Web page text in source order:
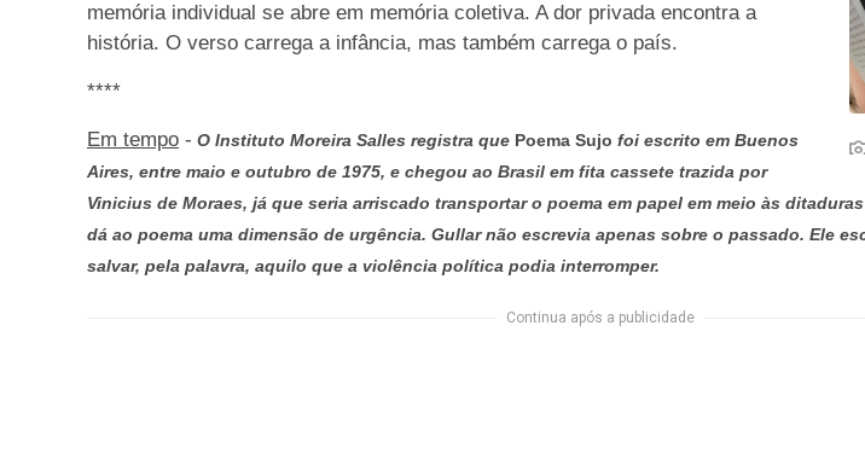
memória individual se abre em memória coletiva. A dor privada encontra a
história. O verso carrega a infância, mas também carrega o país.
****
Em tempo - O Instituto Moreira Salles registra que Poema Sujo foi escrito em Buenos
Aires, entre maio e outubro de 1975, e chegou ao Brasil em fita cassete trazida por
Vinicius de Moraes, já que seria arriscado transportar o poema em papel em meio às
dá ao poema uma dimensão de urgência. Gullar não escrevia apenas sobre o passado. Ele
salvar, pela palavra, aquilo que a violência política podia interromper.
Continua após a publicidade